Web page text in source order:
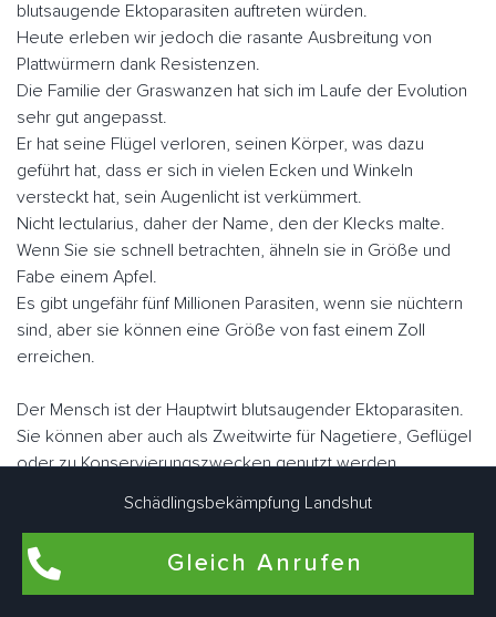
blutsaugende Ektoparasiten auftreten würden.
Heute erleben wir jedoch die rasante Ausbreitung von
Plattwürmern dank Resistenzen.
Die Familie der Graswanzen hat sich im Laufe der Evolution
sehr gut angepasst.
Er hat seine Flügel verloren, seinen Körper, was dazu
geführt hat, dass er sich in vielen Ecken und Winkeln
versteckt hat, sein Augenlicht ist verkümmert.
Nicht lectularius, daher der Name, den der Klecks malte.
Wenn Sie sie schnell betrachten, ähneln sie in Größe und
Fabe einem Apfel.
Es gibt ungefähr fünf Millionen Parasiten, wenn sie nüchtern
sind, aber sie können eine Größe von fast einem Zoll
erreichen.
Der Mensch ist der Hauptwirt blutsaugender Ektoparasiten.
Sie können aber auch als Zweitwirte für Nagetiere, Geflügel
oder zu Konservierungszwecken genutzt werden.
Sie "laufen" jedoch sehr schnell. Landshut Zwischener
Schädlingsbekämpfungsexperten arbeiten eng zusammen,
um Bettwanzen bedarfsgerecht individuell zu bekämpfen.
Schädlingsbekämpfung Landshut
Gleich Anrufen